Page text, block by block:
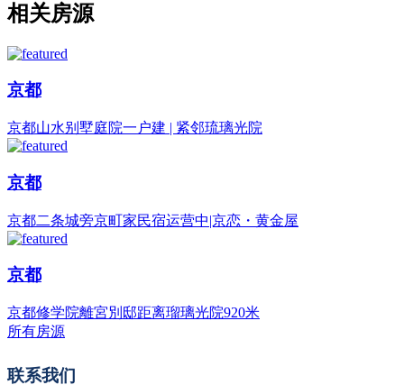
相关房源
京都
京都山水别墅庭院一户建 | 紧邻琉璃光院
京都
京都二条城旁京町家民宿运营中|京恋・黄金屋
京都
京都修学院離宮別邸距离瑠璃光院920米
所有房源
联系我们